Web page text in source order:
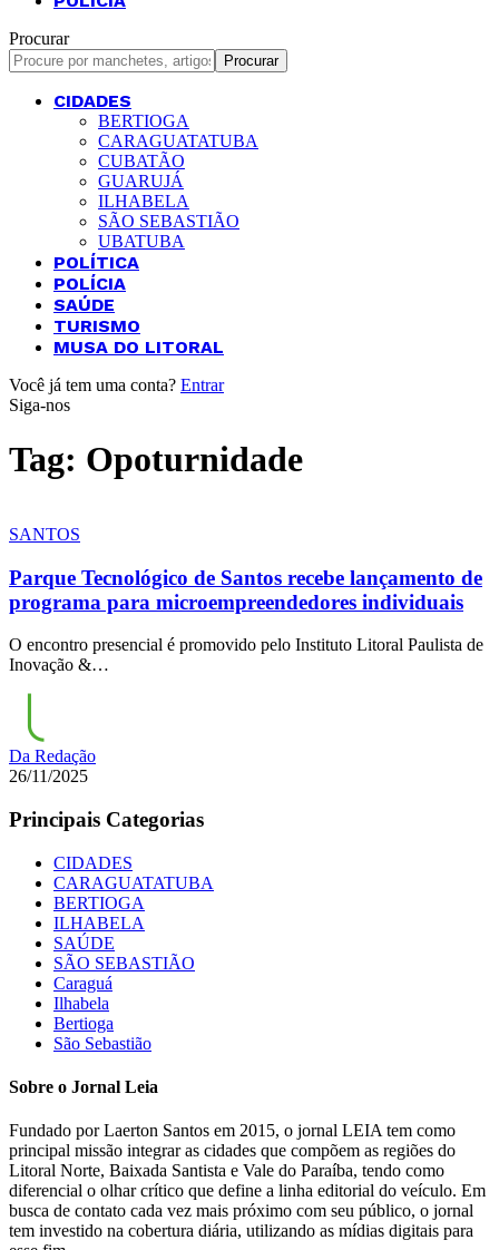
Procurar
CIDADES
BERTIOGA
CARAGUATATUBA
CUBATÃO
GUARUJÁ
ILHABELA
SÃO SEBASTIÃO
UBATUBA
POLÍTICA
POLÍCIA
SAÚDE
TURISMO
MUSA DO LITORAL
Você já tem uma conta? Entrar
Siga-nos
Tag: Opoturnidade
SANTOS
Parque Tecnológico de Santos recebe lançamento de
programa para microempreendedores individuais
O encontro presencial é promovido pelo Instituto Litoral Paulista de
Inovação &…
Da Redação
26/11/2025
Principais Categorias
CIDADES
CARAGUATATUBA
BERTIOGA
ILHABELA
SAÚDE
SÃO SEBASTIÃO
Caraguá
Ilhabela
Bertioga
São Sebastião
Sobre o Jornal Leia
Fundado por Laerton Santos em 2015, o jornal LEIA tem como
principal missão integrar as cidades que compõem as regiões do
Litoral Norte, Baixada Santista e Vale do Paraíba, tendo como
diferencial o olhar crítico que define a linha editorial do veículo. Em
busca de contato cada vez mais próximo com seu público, o jornal
tem investido na cobertura diária, utilizando as mídias digitais para